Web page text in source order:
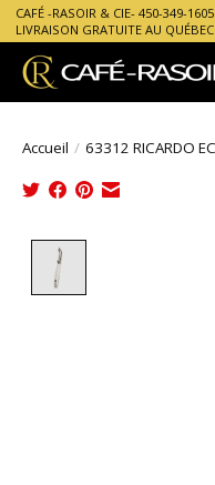
CAFÉ -RASOIR & CIE- 450-349-
LIVRAISON GRATUITE AU
Accueil / 63312 RICARDO